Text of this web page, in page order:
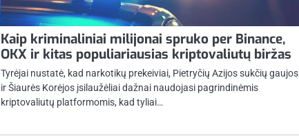
Kaip kriminaliniai milijonai spruko per Binance,
OKX ir kitas populiariausias kriptovaliutų biržas
Tyrėjai nustatė, kad narkotikų prekeiviai, Pietryčių Azijos sukčių gaujos
ir Šiaurės Korėjos įsilaužėliai dažnai naudojasi pagrindinėmis
kriptovaliutų platformomis, kad tyliai…